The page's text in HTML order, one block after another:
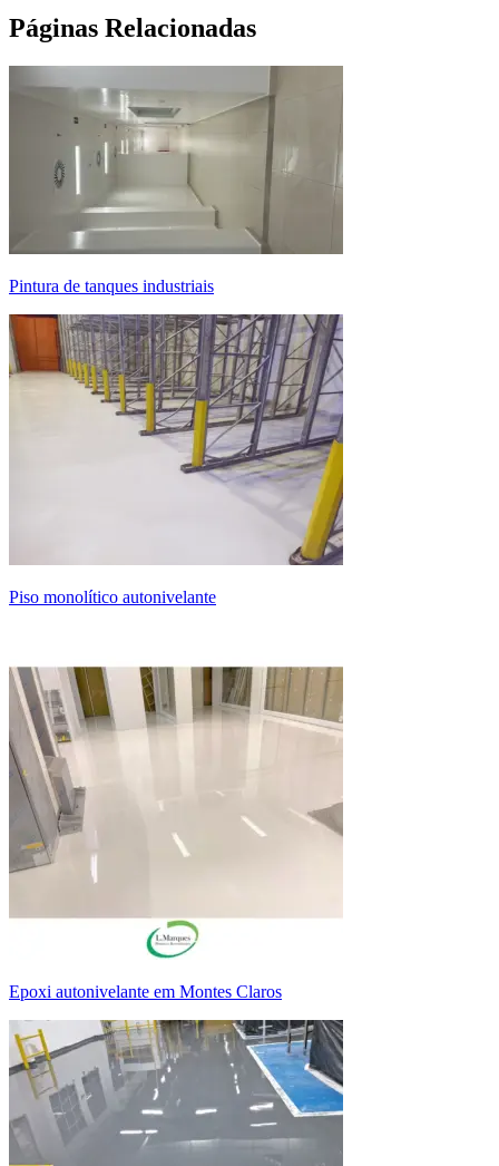
Páginas Relacionadas
pintura de tanques industriais
piso monolítico autonivelante
epoxi autonivelante em Montes Claros